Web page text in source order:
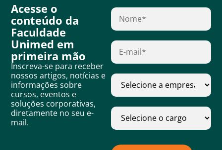
Acesse o
conteúdo da
Faculdade
Unimed em
primeira mão
Inscreva-se para receber
nossos artigos, notícias e
informações sobre
cursos, eventos e
soluções corporativas,
diretamente no seu e-
mail.